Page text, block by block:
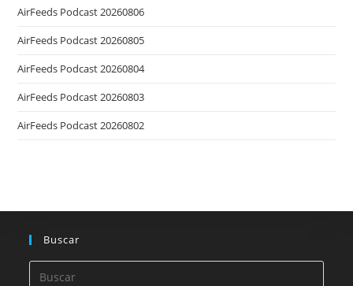
AirFeeds Podcast 20260806
AirFeeds Podcast 20260805
AirFeeds Podcast 20260804
AirFeeds Podcast 20260803
AirFeeds Podcast 20260802
Buscar